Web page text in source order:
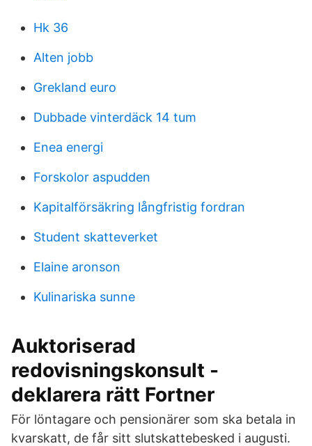
Hk 36
Alten jobb
Grekland euro
Dubbade vinterdäck 14 tum
Enea energi
Forskolor aspudden
Kapitalförsäkring långfristig fordran
Student skatteverket
Elaine aronson
Kulinariska sunne
Auktoriserad
redovisningskonsult -
deklarera rätt Fortner
För löntagare och pensionärer som ska betala in
kvarskatt, de får sitt slutskattebesked i augusti.